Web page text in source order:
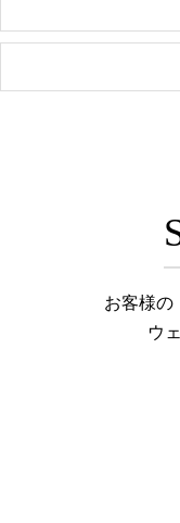
お客様の
ウ